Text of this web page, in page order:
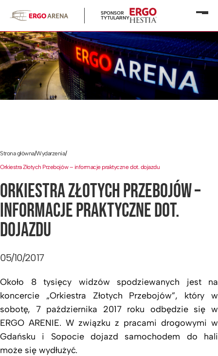
SPONSOR
TYTULARNY
Strona główna/Wydarzenia/
Orkiestra Złotych Przebojów – informacje praktyczne dot. dojazdu
ORKIESTRA ZŁOTYCH PRZEBOJÓW –
INFORMACJE PRAKTYCZNE DOT.
DOJAZDU
05/10/2017
Około 8 tysięcy widzów spodziewanych jest na
koncercie „Orkiestra Złotych Przebojów”, który w
sobotę, 7 października 2017 roku odbędzie się w
ERGO ARENIE. W związku z pracami drogowymi w
Gdańsku i Sopocie dojazd samochodem do hali
może się wydłużyć.